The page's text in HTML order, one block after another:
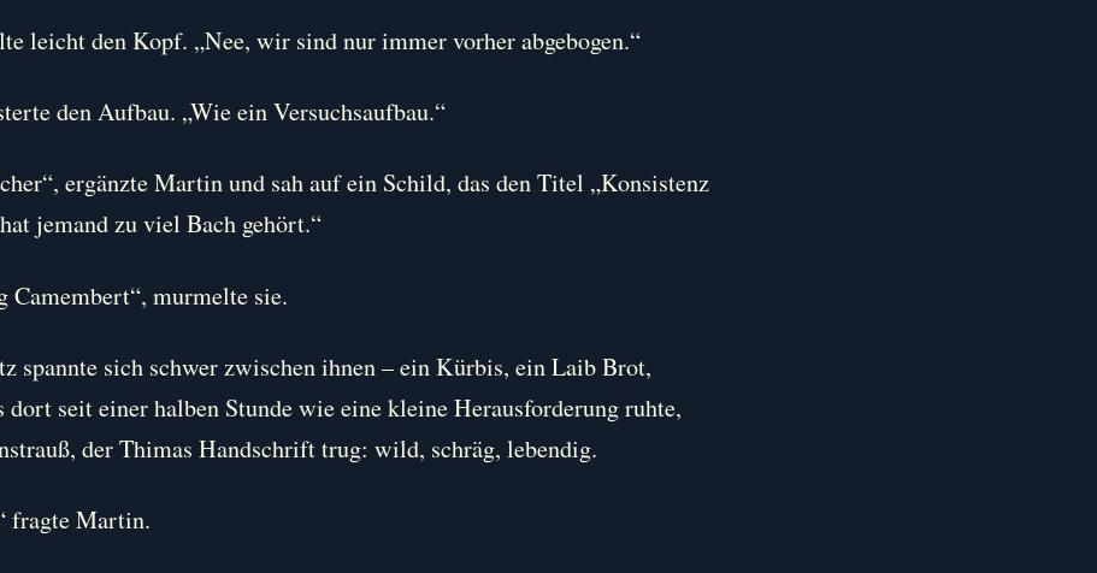
leicht den Kopf. „Nee, wir sind nur immer vorher abgebogen.“
den Aufbau. „Wie ein Versuchsaufbau.“
ergänzte Martin und sah auf ein Schild, das den Titel „Konsistenz
jemand zu viel Bach gehört.“
Camembert“, murmelte sie.
spannte sich schwer zwischen ihnen – ein Kürbis, ein Laib Brot,
seit einer halben Stunde wie eine kleine Herausforderung ruhte,
der Thimas Handschrift trug: wild, schräg, lebendig.
fragte Martin.